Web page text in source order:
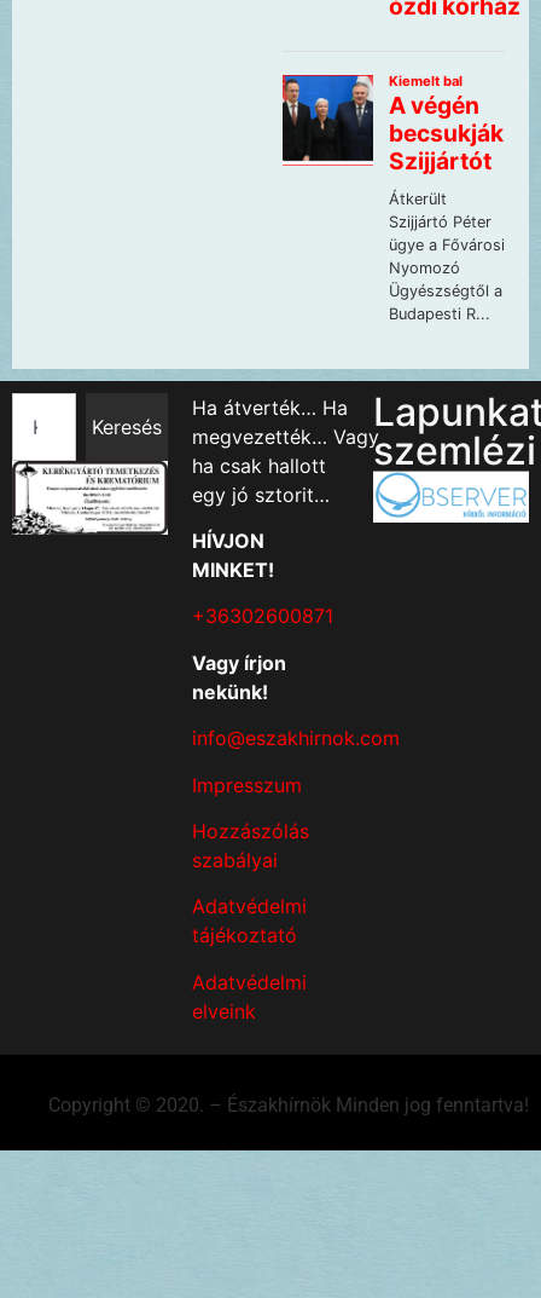
Keresés
Ha átverték… Ha
megvezették… Vagy
ha csak hallott
egy jó sztorit…
HÍVJON
MINKET!
+36302600871
Vagy írjon
nekünk!
info@eszakhirnok.com
Impresszum
Hozzászólás
szabályai
Adatvédelmi
tájékoztató
Adatvédelmi
elveink
szemlézi
Copyright © 2020. – Északhírnök Minden jog fenntartva!